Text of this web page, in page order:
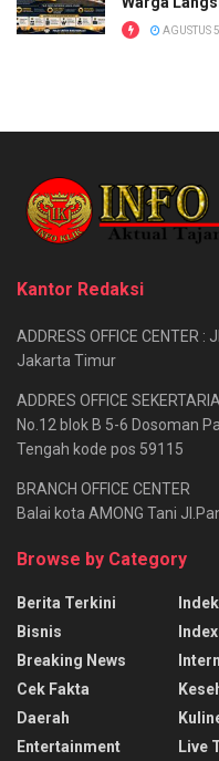
AGUSTUS
Kantor Redaksi
ADDRESS OFFICE CENTER
Jakarta Timur
ADDRES OFFICE
No.12 blok B 5-6 Dosoman
Tengah kode pos 59115
BRANCH OFFICE CENTER
Balai kota AMONG Tani
Browse by Category
Berita Terkini
Bisnis
Breaking News
Cek Fakta
Daerah
Entertainment
Index
Live